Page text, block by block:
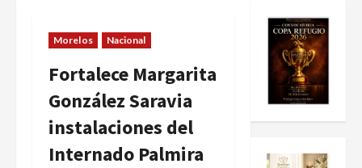
Morelos Nacional
Fortalece Margarita
González Saravia
instalaciones del
Internado Palmira